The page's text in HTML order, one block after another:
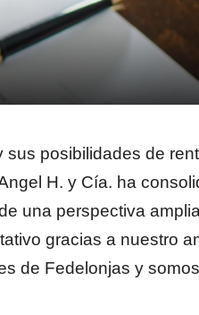
posibilidades de
H. y Cía. ha
una perspectiva
gracias a nuestro
de Fedelonjas y